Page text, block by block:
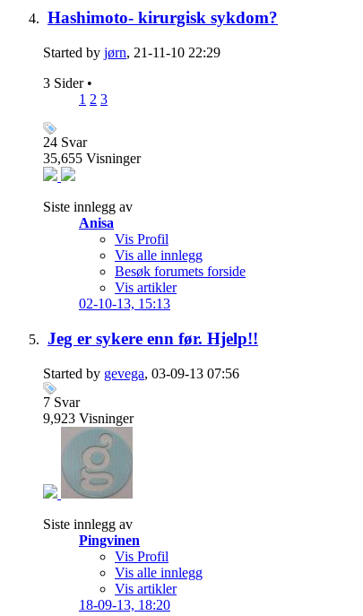
Hashimoto- kirurgisk sykdom?
Started by jørn, 21-11-10 22:29
3 Sider •
1 2 3
24 Svar
35,655 Visninger
Siste innlegg av
Anisa
Vis Profil
Vis alle innlegg
Besøk forumets forside
Vis artikler
02-10-13, 15:13
Jeg er sykere enn før. Hjelp!!
Started by gevega, 03-09-13 07:56
7 Svar
9,923 Visninger
Siste innlegg av
Pingvinen
Vis Profil
Vis alle innlegg
Vis artikler
18-09-13, 18:20